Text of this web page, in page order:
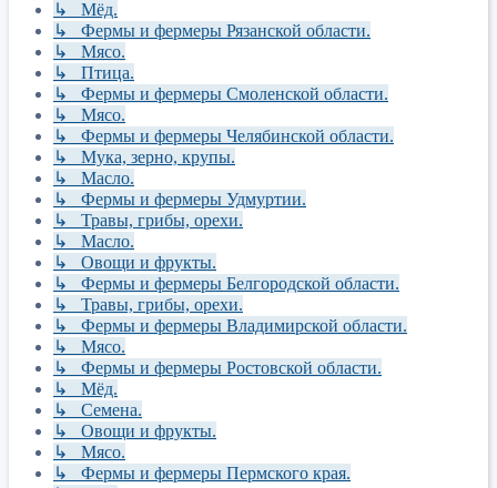
↳ Мёд.
↳ Фермы и фермеры Рязанской области.
↳ Мясо.
↳ Птица.
↳ Фермы и фермеры Смоленской области.
↳ Мясо.
↳ Фермы и фермеры Челябинской области.
↳ Мука, зерно, крупы.
↳ Масло.
↳ Фермы и фермеры Удмуртии.
↳ Травы, грибы, орехи.
↳ Масло.
↳ Овощи и фрукты.
↳ Фермы и фермеры Белгородской области.
↳ Травы, грибы, орехи.
↳ Фермы и фермеры Владимирской области.
↳ Мясо.
↳ Фермы и фермеры Ростовской области.
↳ Мёд.
↳ Семена.
↳ Овощи и фрукты.
↳ Мясо.
↳ Фермы и фермеры Пермского края.